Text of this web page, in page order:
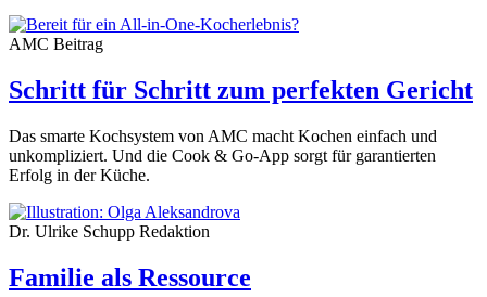
AMC Beitrag
Schritt für Schritt zum perfekten Gericht
Das smarte Kochsystem von AMC macht Kochen einfach und
unkompliziert. Und die Cook & Go-App sorgt für garantierten
Erfolg in der Küche.
Dr. Ulrike Schupp Redaktion
Familie als Ressource